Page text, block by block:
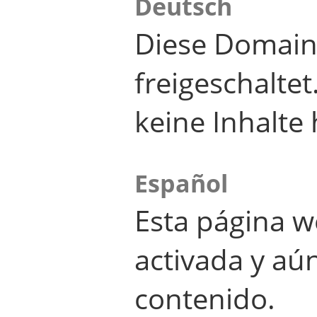
Diese
keine Inhalte
Español
Esta página
activada y
contenido.